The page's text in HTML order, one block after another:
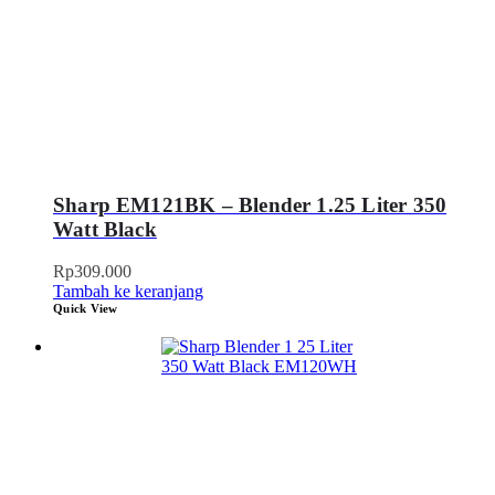
Sharp EM121BK – Blender 1.25 Liter 350
Watt Black
Rp309.000
Tambah ke keranjang
Quick View